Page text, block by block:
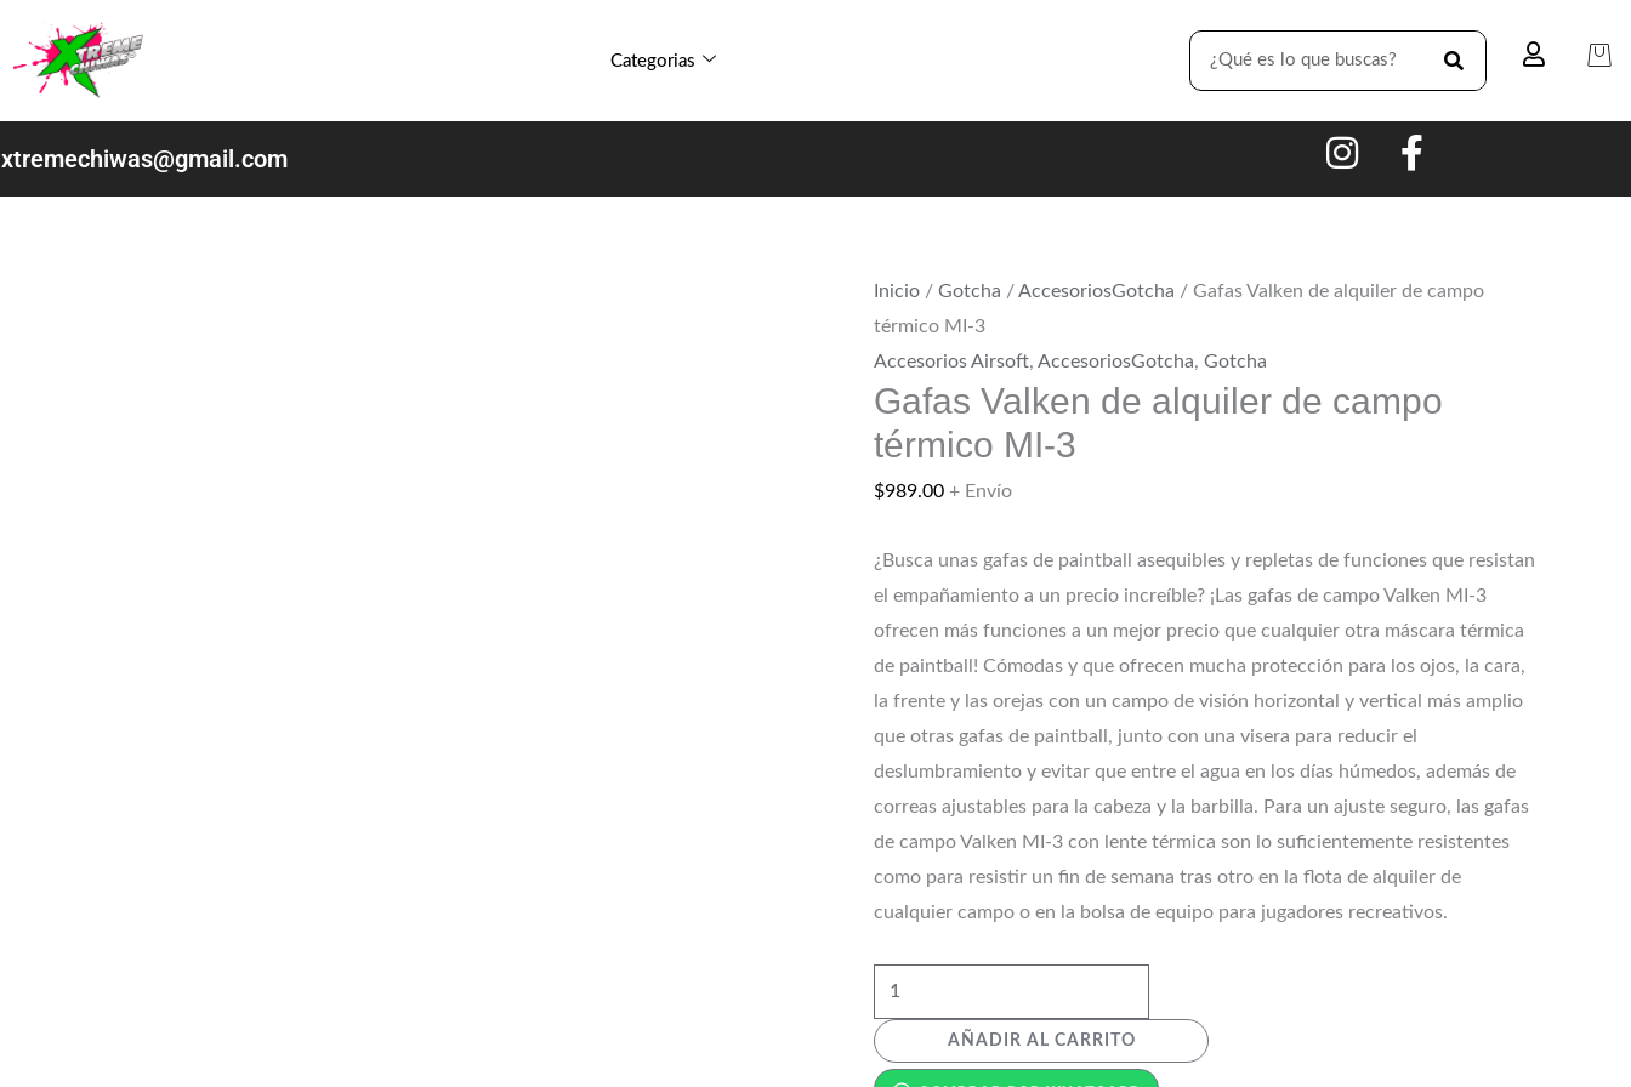
contenido
Categorias
SEARCH
xtremechiwas@gmail.com
Inicio / Gotcha /AccesoriosGotcha / Gafas Valken de alquiler de campo
térmico MI-3
Accesorios Airsoft, AccesoriosGotcha, Gotcha
Gafas Valken de alquiler de campo
térmico MI-3
$989.00 + Envío
¿Busca unas gafas de paintball asequibles y repletas de funciones que resistan
el empañamiento a un precio increíble? ¡Las gafas de campo Valken MI-3
ofrecen más funciones a un mejor precio que cualquier otra máscara térmica
de paintball! Cómodas y que ofrecen mucha protección para los ojos, la cara,
la frente y las orejas con un campo de visión horizontal y vertical más amplio
que otras gafas de paintball, junto con una visera para reducir el
deslumbramiento y evitar que entre el agua en los días húmedos, además de
correas ajustables para la cabeza y la barbilla. Para un ajuste seguro, las gafas
de campo Valken MI-3 con lente térmica son lo suficientemente resistentes
como para resistir un fin de semana tras otro en la flota de alquiler de
cualquier campo o en la bolsa de equipo para jugadores recreativos.
alquiler
3
cantidad
AÑADIR AL CARRITO
térmico
3